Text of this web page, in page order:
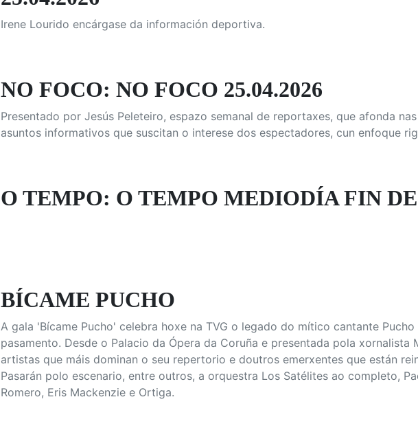
Irene Lourido encárgase da información deportiva.
NO FOCO: NO FOCO 25.04.2026
Presentado por Jesús Peleteiro, espazo semanal de reportaxes, que afonda
asuntos informativos que suscitan o interese dos espectadores, cun enfoque
O TEMPO: O TEMPO MEDIODÍA FIN DE
BÍCAME PUCHO
A gala 'Bícame Pucho' celebra hoxe na TVG o legado do mítico cantante
pasamento. Desde o Palacio da Ópera da Coruña e presentada pola xornalista
artistas que máis dominan o seu repertorio e doutros emerxentes que están
Pasarán polo escenario, entre outros, a orquestra Los Satélites ao completo,
Romero, Eris Mackenzie e Ortiga.